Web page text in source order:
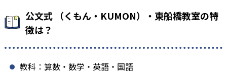
公文式 （くもん・KUMON）・東船橋教室の特
徴は？
教科：算数・数学・英語・国語